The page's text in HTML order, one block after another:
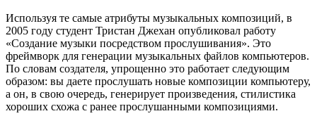
Используя те самые атрибуты музыкальных композиций, в
2005 году студент Тристан Джехан опубликовал работу
«Создание музыки посредством прослушивания». Это
фреймворк для генерации музыкальных файлов компьютеров.
По словам создателя, упрощенно это работает следующим
образом: вы даете прослушать новые композиции компьютеру,
а он, в свою очередь, генерирует произведения, стилистика
хороших схожа с ранее прослушанными композициями.